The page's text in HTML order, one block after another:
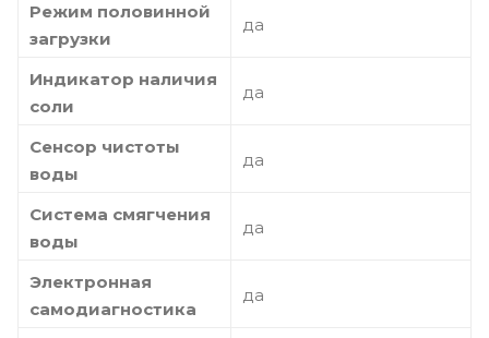
Режим половинной
загрузки
да
Индикатор наличия
соли
да
Сенсор чистоты
воды
да
Система смягчения
воды
да
Электронная
самодиагностика
да